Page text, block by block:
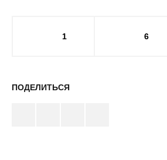
1 6
ПОДЕЛИТЬСЯ